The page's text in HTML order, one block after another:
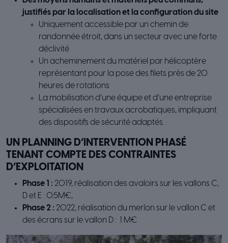
justifiés par la localisation et la configuration du site
Uniquement accessible par un chemin de
randonnée étroit, dans un secteur avec une forte
déclivité
Un acheminement du matériel par hélicoptère
représentant pour la pose des filets près de 20
heures de rotations
La mobilisation d’une équipe et d’une entreprise
spécialisées en travaux acrobatiques, impliquant
des dispositifs de sécurité adaptés.
UN PLANNING D’INTERVENTION PHASÉ
TENANT COMPTE DES CONTRAINTES
D’EXPLOITATION
Phase 1 : 2019, réalisation des avaloirs sur les vallons C,
D et E : 0.5M€,
Phase 2 : 2022, réalisation du merlon sur le vallon C et
des écrans sur le vallon D : 1 M€